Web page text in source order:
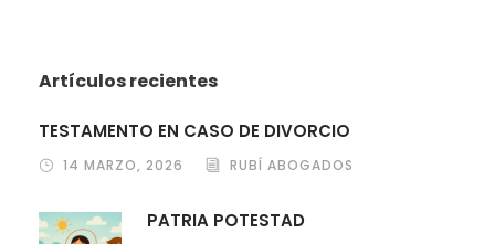
Artículos recientes
TESTAMENTO EN CASO DE DIVORCIO
14 MARZO, 2026 RUBÍ ABOGADOS
PATRIA POTESTAD